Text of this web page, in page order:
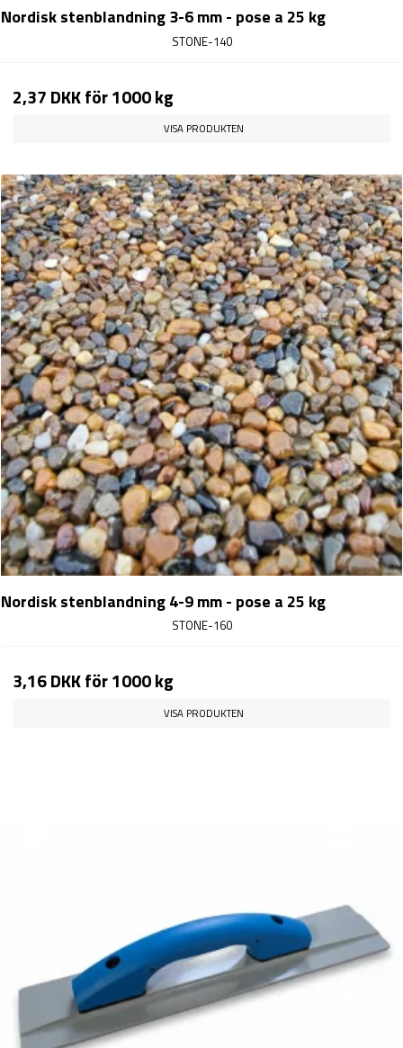
Nordisk stenblandning 3-6 mm - pose a 25 kg
STONE-140
2,37 DKKför 1000 kg
VISA PRODUKTEN
Nordisk stenblandning 4-9 mm - pose a 25 kg
STONE-160
3,16 DKKför 1000 kg
VISA PRODUKTEN